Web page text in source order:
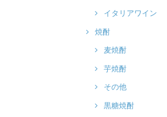
イタリアワイン
焼酎
麦焼酎
芋焼酎
その他
黒糖焼酎